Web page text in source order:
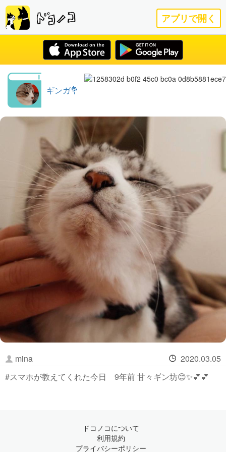
アプリで開く
ギンガ💐
mina
2020.03.05
#スマホが教えてくれた今日 9年前 甘々ギン坊😊✨💕💕
ドコノコについて
利用規約
プライバシーポリシー